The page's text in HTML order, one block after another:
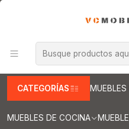
CATEGORÍAS
MUEBLES DE COCINA
Muebles vanitorios
Muebles vanitorios al
Mueble vanitorio al piso de 130
1338 / Rustico